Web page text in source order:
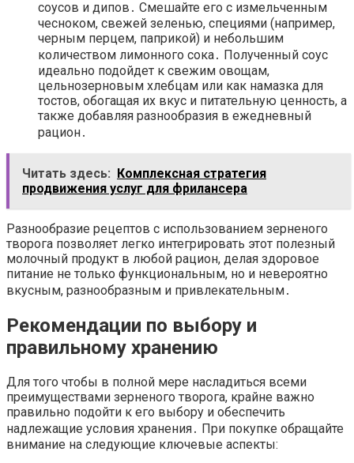
соусов и дипов․ Смешайте его с измельченным
чесноком, свежей зеленью, специями (например,
черным перцем, паприкой) и небольшим
количеством лимонного сока․ Полученный соус
идеально подойдет к свежим овощам,
цельнозерновым хлебцам или как намазка для
тостов, обогащая их вкус и питательную ценность, а
также добавляя разнообразия в ежедневный
рацион․
Читать здесь: Комплексная стратегия
продвижения услуг для фрилансера
Разнообразие рецептов с использованием зерненого
творога позволяет легко интегрировать этот полезный
молочный продукт в любой рацион, делая здоровое
питание не только функциональным, но и невероятно
вкусным, разнообразным и привлекательным․
Рекомендации по выбору и
правильному хранению
Для того чтобы в полной мере насладиться всеми
преимуществами зерненого творога, крайне важно
правильно подойти к его выбору и обеспечить
надлежащие условия хранения․ При покупке обращайте
внимание на следующие ключевые аспекты: